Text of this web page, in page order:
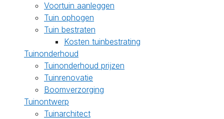
Voortuin aanleggen
Tuin ophogen
Tuin bestraten
Kosten tuinbestrating
Tuinonderhoud
Tuinonderhoud prijzen
Tuinrenovatie
Boomverzorging
Tuinontwerp
Tuinarchitect